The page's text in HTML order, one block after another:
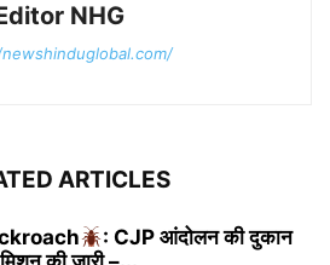
NHG
ARTICLES
: CJP आंदोलन की दुकान